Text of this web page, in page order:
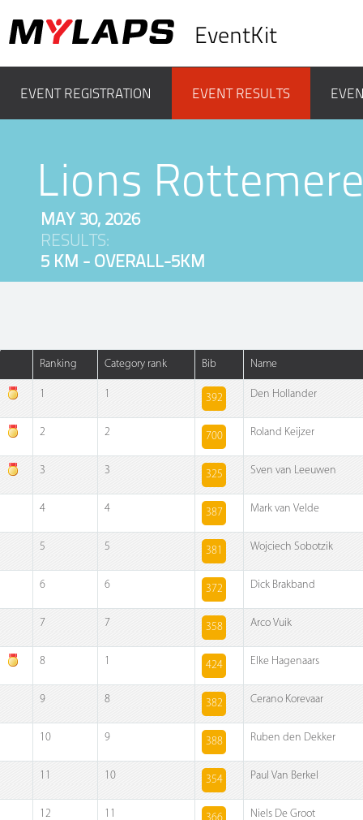
EventKit
EVENT REGISTRATION EVENT RESULTS
Lions
MAY 30, 2026
RESULTS:
5 KM - OVERALL-5KM
Ranking Category rank Bib Name
1 1 392 Den Hollander
2 2 700 Roland Keijzer
3 3 325 Sven van Leeuwen
4 4 387 Mark van Velde
5 5 381 Wojciech Sobotzik
6 6 372 Dick Brakband
7 7 358 Arco Vuik
8 1 424 Elke Hagenaars
9 8 382 Cerano Korevaar
10 9 388 Ruben den Dekker
11 10 354 Paul Van Berkel
12 11 Niels De Groot